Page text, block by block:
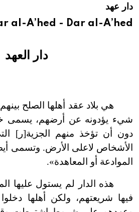
دار عهد
al-A’hed - Dar al-A’hed
دار العهد
هي بلاد عقد أهلها الصلح
شيء يؤدونه عن أرضهم، يسمى
دون أن تؤخذ منهم الجزية[ر]
الأشخاص لاعلى الأرض. وتسمى
الموادعة أو المعاهدة».
هذه الدار لم يستول عليها
فيها شريعتهم، ولكن أهلها